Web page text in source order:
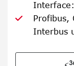
Profibus,
Interbus